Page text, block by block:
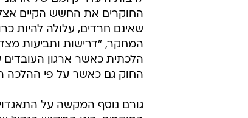
יותאמו לתנאים הנדרשים
אלה יוכלו לייצג את
ואת תנאי עבודתם.
אחת הדילמות המרכזיות
השאלה אם צריך להתקיים
היא שלא יהיה חזק דיו לשרת